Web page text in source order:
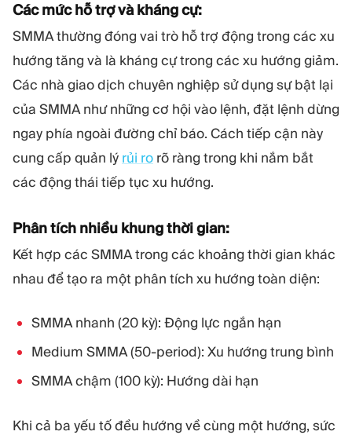
Các mức hỗ trợ và kháng cự:
SMMA thường đóng vai trò hỗ trợ động trong các xu
hướng tăng và là kháng cự trong các xu hướng giảm.
Các nhà giao dịch chuyên nghiệp sử dụng sự bật lại
của SMMA như những cơ hội vào lệnh, đặt lệnh dừng
ngay phía ngoài đường chỉ báo. Cách tiếp cận này
cung cấp quản lý rủi ro rõ ràng trong khi nắm bắt
các động thái tiếp tục xu hướng.
Phân tích nhiều khung thời gian:
Kết hợp các SMMA trong các khoảng thời gian khác
nhau để tạo ra một phân tích xu hướng toàn diện:
SMMA nhanh (20 kỳ): Động lực ngắn hạn
Medium SMMA (50-period): Xu hướng trung bình
SMMA chậm (100 kỳ): Hướng dài hạn
Khi cả ba yếu tố đều hướng về cùng một hướng, sức